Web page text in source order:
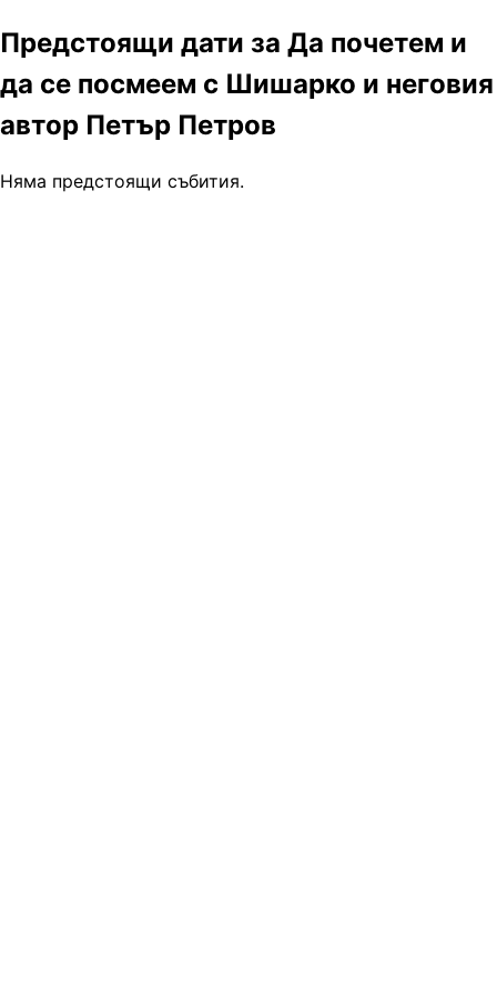
Предстоящи дати за Да почетем и
да се посмеем с Шишарко и неговия
автор Петър Петров
Няма предстоящи събития.